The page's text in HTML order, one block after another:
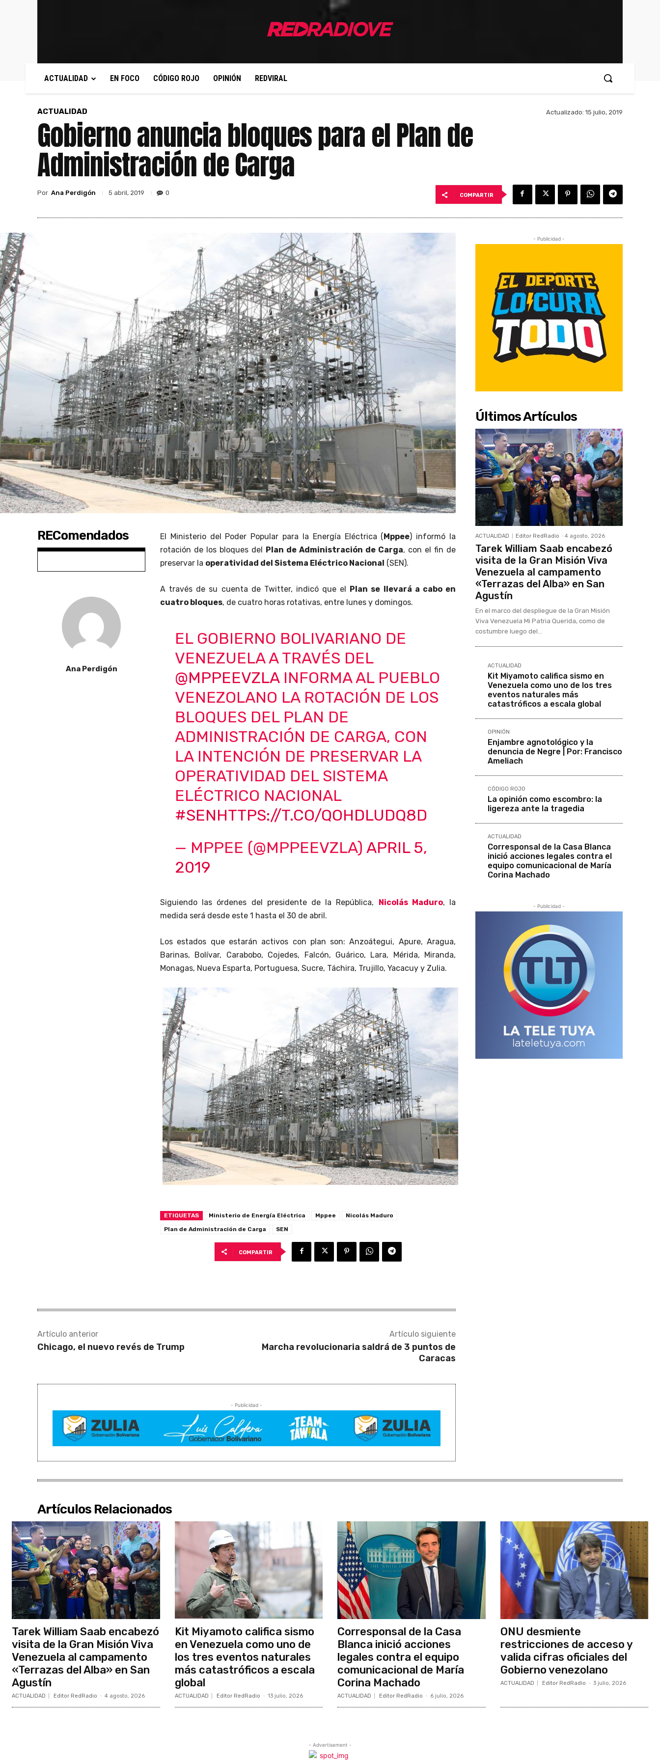
ACTUALIDAD EN FOCO CÓDIGO ROJO OPINIÓN REDVIRAL
ACTUALIDAD Actualizado: 15 julio, 2019
Gobierno anuncia bloques para el Plan de
Administración de Carga
Por Ana Perdigón 5 abril, 2019 0 COMPARTIR
REComendados
Ana Perdigón
El Ministerio del Poder Popular para la Energía Eléctrica ( Mppee) informó la
rotación de los bloques del
Plan de Administración de Carga, con el fin de
preservar la operatividad del Sistema Eléctrico Nacional (SEN).
A través de su cuenta de Twitter, indicó que el
Plan se llevará a cabo en
cuatro bloques, de cuatro horas rotativas, entre lunes y domingos.
EL GOBIERNO BOLIVARIANO DE
VENEZUELA A TRAVÉS DEL
@MPPEEVZLAINFORMA AL PUEBLO
VENEZOLANO LA ROTACIÓN DE LOS
BLOQUES DEL PLAN DE
ADMINISTRACIÓN DE CARGA, CON
LA INTENCIÓN DE PRESERVAR LA
OPERATIVIDAD DEL SISTEMA
ELÉCTRICO NACIONAL
#SENHTTPS://T.CO/QOHDLUDQ8D
— MPPEE (@MPPEEVZLA)APRIL 5,
2019
Siguiendo las órdenes del presidente de la República, Nicolás Maduro, la
medida será desde este 1 hasta el 30 de abril.
Los estados que estarán activos con plan son:Anzoátegui, Apure, Aragua,
Barinas, Bolívar, Carabobo, Cojedes, Falcón, Guárico, Lara, Mérida, Miranda,
Monagas, Nueva Esparta, Portuguesa, Sucre, Táchira, Trujillo, Yacacuy y Zulia.
ETIQUETAS Ministerio de Energía Eléctrica Mppee
Nicolás Maduro
Plan de Administración de Carga
SEN
COMPARTIR
Artículo anterior
Chicago, el nuevo revés de Trump
Artículo siguiente
Marcha revolucionaria saldrá de 3 puntos de
Caracas
- Publicidad -
- Publicidad -
Últimos Artículos
ACTUALIDAD Editor RedRadio - 4 agosto, 2026
Tarek William Saab encabezó
visita de la Gran Misión Viva
Venezuela al campamento
«Terrazas del Alba» en San
Agustín
En el marco del despliegue de la Gran Misión
Viva Venezuela Mi Patria Querida, como de
costumbre luego del...
ACTUALIDAD
Kit Miyamoto califica sismo en
Venezuela como uno de los tres
eventos naturales más
catastróficos a escala global
OPINIÓN
Enjambre agnotológico y la
denuncia de Negre | Por: Francisco
Ameliach
CÓDIGO ROJO
La opinión como escombro: la
ligereza ante la tragedia
ACTUALIDAD
Corresponsal de la Casa Blanca
inició acciones legales contra el
equipo comunicacional de María
Corina Machado
- Publicidad -
Artículos Relacionados
Tarek William Saab encabezó
visita de la Gran Misión Viva
Venezuela al campamento
«Terrazas del Alba» en San
Agustín
ACTUALIDAD Editor RedRadio - 4 agosto, 2026
Kit Miyamoto califica sismo
en Venezuela como uno de
los tres eventos naturales
más catastróficos a escala
global
ACTUALIDAD Editor RedRadio - 13 julio, 2026
Corresponsal de la Casa
Blanca inició acciones
legales contra el equipo
comunicacional de María
Corina Machado
ACTUALIDAD Editor RedRadio - 6 julio, 2026
ONU desmiente
restricciones de acceso y
valida cifras oficiales del
Gobierno venezolano
ACTUALIDAD Editor RedRadio - 3 julio, 2026
- Advertisement -